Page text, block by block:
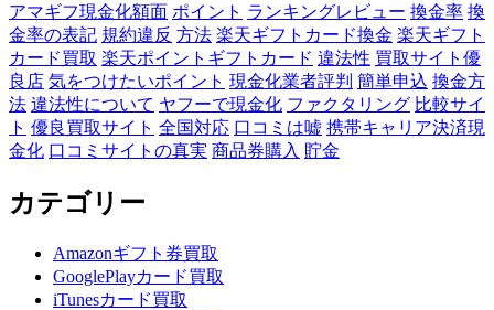
アマギフ現金化額面 ポイント ランキングレビュー 換金率 換
金率の表記 規約違反 方法 楽天ギフトカード換金 楽天ギフト
カード買取 楽天ポイントギフトカード 違法性 買取サイト優
良店 気をつけたいポイント 現金化業者評判 簡単申込 換金方
法 違法性について ヤフーで現金化 ファクタリング 比較サイ
ト 優良買取サイト 全国対応 口コミは嘘 携帯キャリア決済現
金化 口コミサイトの真実 商品券購入 貯金
カテゴリー
Amazonギフト券買取
GooglePlayカード買取
iTunesカード買取